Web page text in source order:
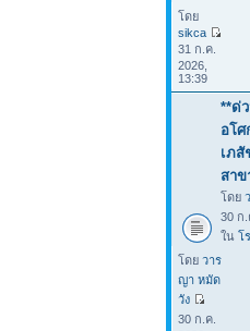
โดย
sikca
31 ก.ค.
2026,
13:39
**ด่
อโ
เภสั
สาข
โดย
30 ก.
ใน โ
โดย วาร
ญา หมัด
วัง
30 ก.ค.